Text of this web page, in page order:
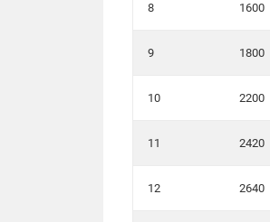
8 1600
9 1800
10 2200
11 2420
12 2640